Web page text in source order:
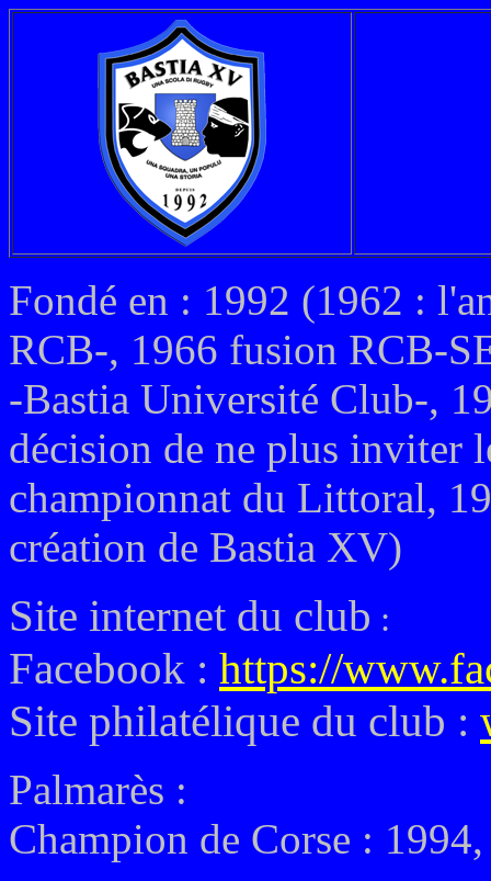
Fondé en : 1992 (1962 :
RCB-, 1966 fusion RCB-
-Bastia Université Club-,
décision de ne plus inviter
championnat du Littoral,
création de Bastia XV)
Site internet du club :
Facebook : https://
Site philatélique du club :
Palmarès :
Champion de Corse :